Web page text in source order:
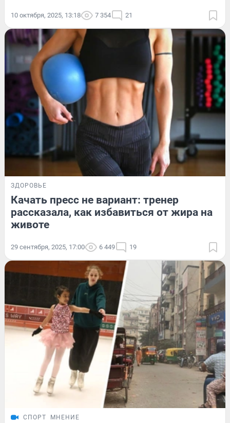
10 октября, 2025, 13:18 7 354 21
ЗДОРОВЬЕ
Качать пресс не вариант: тренер
рассказала, как избавиться от жира на
животе
29 сентября, 2025, 17:00 6 449 19
СПОРТ МНЕНИЕ